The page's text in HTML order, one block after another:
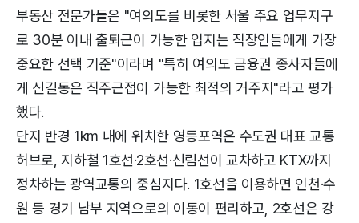
부동산 전문가들은 "여의도를 비롯한 서울 주요 업무지구
로 30분 이내 출퇴근이 가능한 입지는 직장인들에게 가장
중요한 선택 기준"이라며 "특히 여의도 금융권 종사자들에
게 신길동은 직주근접이 가능한 최적의 거주지"라고 평가
했다.
단지 반경 1km 내에 위치한 영등포역은 수도권 대표 교통
허브로, 지하철 1호선·2호선·신림선이 교차하고 KTX까지
정차하는 광역교통의 중심지다. 1호선을 이용하면 인천·수
원 등 경기 남부 지역으로의 이동이 편리하고, 2호선은 강